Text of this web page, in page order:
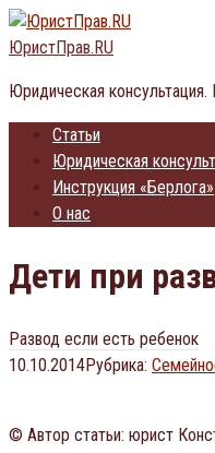
Перейти
к
ЮристПрав.RU
Юридическая
Статьи
Юридическая
Инструкция «Берлога»
О нас
Дети при
Развод если есть ребенок
10.10.2014Рубрика:
© Автор статьи: юрист